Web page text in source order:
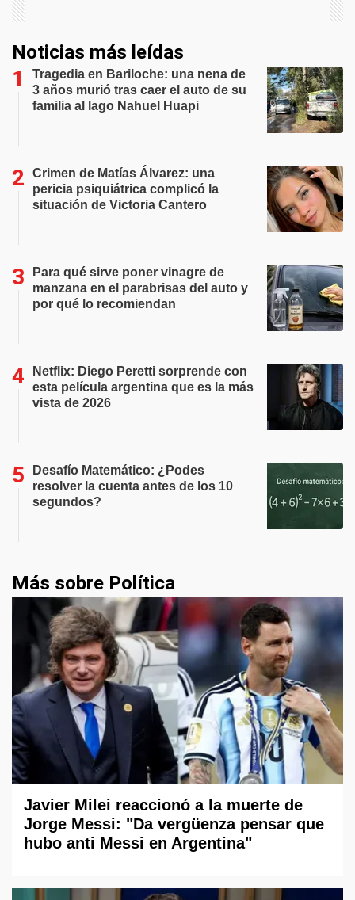
Noticias más leídas
Tragedia en Bariloche: una nena de
3 años murió tras caer el auto de su
familia al lago Nahuel Huapi
Crimen de Matías Álvarez: una
pericia psiquiátrica complicó la
situación de Victoria Cantero
Para qué sirve poner vinagre de
manzana en el parabrisas del auto y
por qué lo recomiendan
Netflix: Diego Peretti sorprende con
esta película argentina que es la más
vista de 2026
Desafío Matemático: ¿Podes
resolver la cuenta antes de los 10
segundos?
Más sobre Política
Javier Milei reaccionó a la muerte de
Jorge Messi: "Da vergüenza pensar que
hubo anti Messi en Argentina"